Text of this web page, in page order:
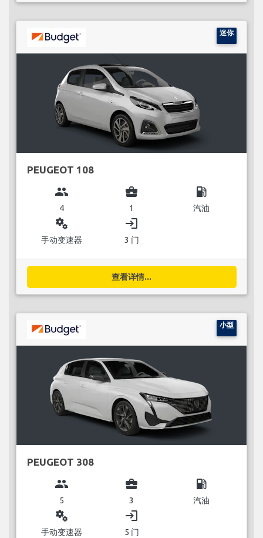
迷你
PEUGEOT 108
group
4
business_center
1
local_gas_station
汽油
miscellaneous_services
手动变速器
login
3 门
查看详情...
小型
PEUGEOT 308
group
5
business_center
3
local_gas_station
汽油
miscellaneous_services
手动变速器
login
5 门